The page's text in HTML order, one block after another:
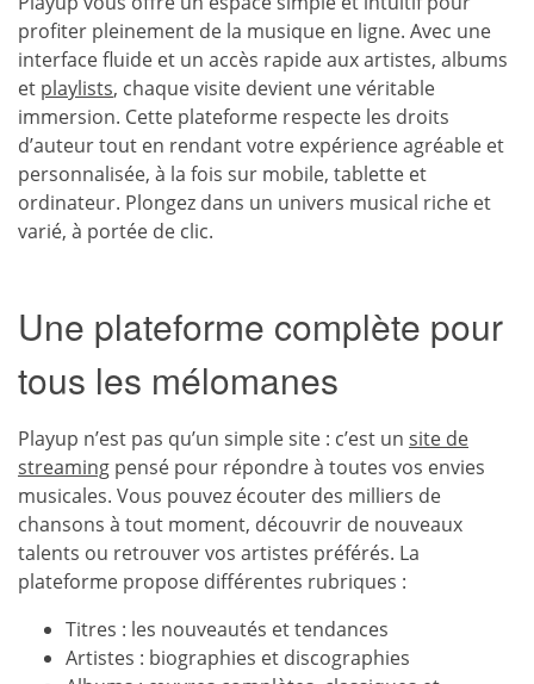
profiter pleinement de la musique en ligne. Avec une
interface fluide et un accès rapide aux artistes, albums
et playlists, chaque visite devient une véritable
immersion. Cette plateforme respecte les droits
d’auteur tout en rendant votre expérience agréable et
personnalisée, à la fois sur mobile, tablette et
ordinateur. Plongez dans un univers musical riche et
varié, à portée de clic.
Une plateforme complète pour
tous les mélomanes
Playup n’est pas qu’un simple site : c’est un site de
streaming pensé pour répondre à toutes vos envies
musicales. Vous pouvez écouter des milliers de
chansons à tout moment, découvrir de nouveaux
talents ou retrouver vos artistes préférés. La
plateforme propose différentes rubriques :
Titres : les nouveautés et tendances
Artistes : biographies et discographies